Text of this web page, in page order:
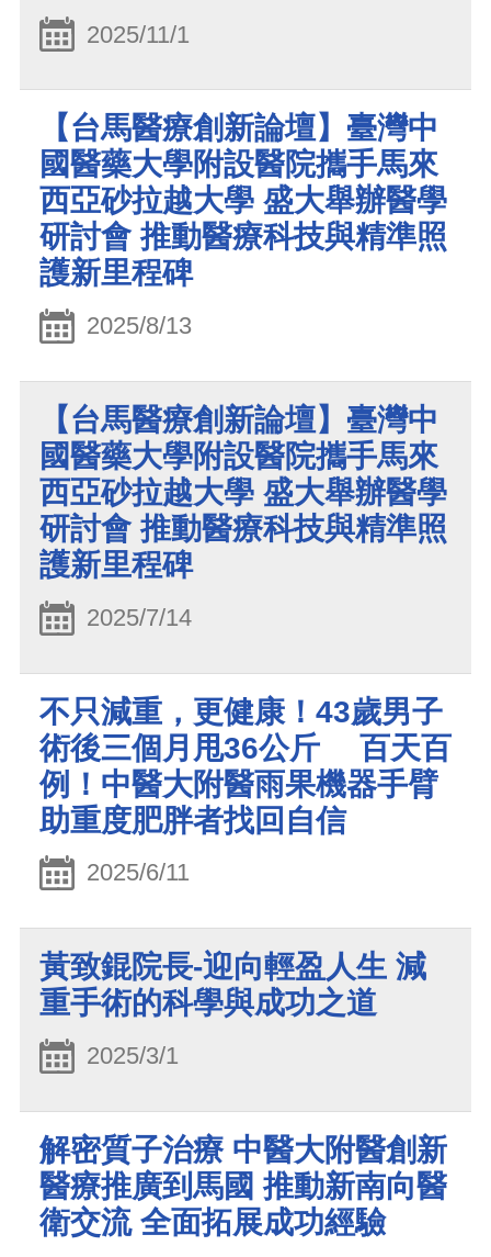
2025/11/1
【台馬醫療創新論壇】臺灣中
國醫藥大學附設醫院攜手馬來
西亞砂拉越大學 盛大舉辦醫學
研討會 推動醫療科技與精準照
護新里程碑
2025/8/13
【台馬醫療創新論壇】臺灣中
國醫藥大學附設醫院攜手馬來
西亞砂拉越大學 盛大舉辦醫學
研討會 推動醫療科技與精準照
護新里程碑
2025/7/14
不只減重，更健康！43歲男子
術後三個月甩36公斤 百天百
例！中醫大附醫雨果機器手臂
助重度肥胖者找回自信
2025/6/11
黃致錕院長-迎向輕盈人生 減
重手術的科學與成功之道
2025/3/1
解密質子治療 中醫大附醫創新
醫療推廣到馬國 推動新南向醫
衛交流 全面拓展成功經驗